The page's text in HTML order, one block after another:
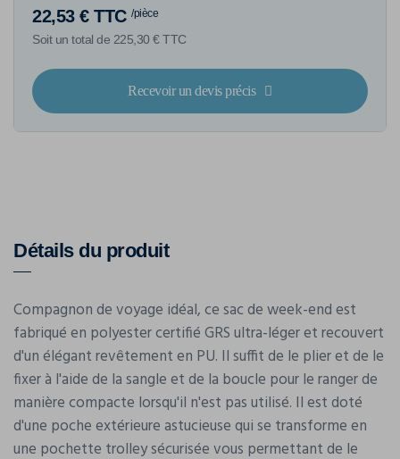
22,53 € TTC /pièce
Soit un total de 225,30 € TTC
Recevoir un devis précis
Détails du produit
Compagnon de voyage idéal, ce sac de week-end est
fabriqué en polyester certifié GRS ultra-léger et recouvert
d'un élégant revêtement en PU. Il suffit de le plier et de le
fixer à l'aide de la sangle et de la boucle pour le ranger de
manière compacte lorsqu'il n'est pas utilisé. Il est doté
d'une poche extérieure astucieuse qui se transforme en
une pochette trolley sécurisée vous permettant de le